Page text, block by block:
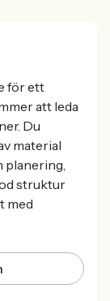
för ett
att leda
Du
material
planering,
struktur
med